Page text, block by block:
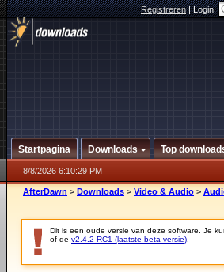
Registreren|Login:
Startpagina Downloads Top
8/8/2026 6:10:29 PM
AfterDawn > Downloads > Video & Audio >
Dit is een oude versie van deze software. Je
of de v2.4.2 RC1 (laatste beta versie)